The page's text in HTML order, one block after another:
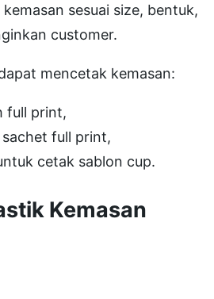
sesuai size, bentuk,
customer.
mencetak kemasan:
full print,
full print,
cetak sablon cup.
Kemasan